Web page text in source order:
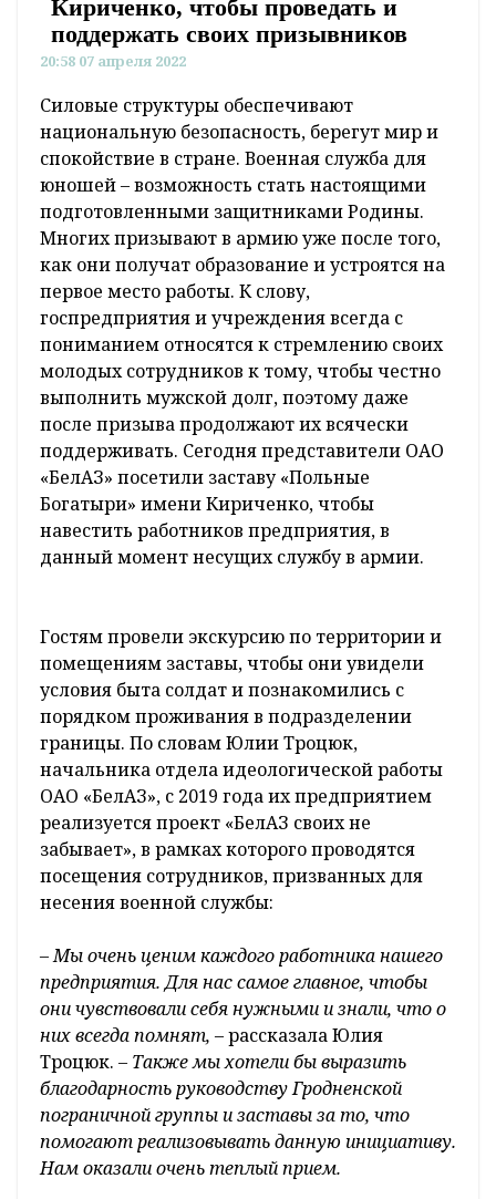
Кириченко, чтобы проведать и
поддержать своих призывников
20:58 07 апреля 2022
Силовые структуры обеспечивают
национальную безопасность, берегут мир и
спокойствие в стране. Военная служба для
юношей – возможность стать настоящими
подготовленными защитниками Родины.
Многих призывают в армию уже после того,
как они получат образование и устроятся на
первое место работы. К слову,
госпредприятия и учреждения всегда с
пониманием относятся к стремлению своих
молодых сотрудников к тому, чтобы честно
выполнить мужской долг, поэтому даже
после призыва продолжают их всячески
поддерживать. Сегодня представители ОАО
«БелАЗ» посетили заставу «Польные
Богатыри» имени Кириченко, чтобы
навестить работников предприятия, в
данный момент несущих службу в армии.
Гостям провели экскурсию по территории и
помещениям заставы, чтобы они увидели
условия быта солдат и познакомились с
порядком проживания в подразделении
границы. По словам Юлии Троцюк,
начальника отдела идеологической работы
ОАО «БелАЗ», с 2019 года их предприятием
реализуется проект «БелАЗ своих не
забывает», в рамках которого проводятся
посещения сотрудников, призванных для
несения военной службы:
– Мы очень ценим каждого работника нашего
предприятия. Для нас самое главное, чтобы
они чувствовали себя нужными и знали, что о
них всегда помнят, – рассказала Юлия
Троцюк. – Также мы хотели бы выразить
благодарность руководству Гродненской
пограничной группы и заставы за то, что
помогают реализовывать данную инициативу.
Нам оказали очень теплый прием.